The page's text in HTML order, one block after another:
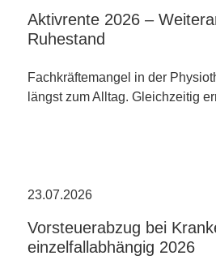
Aktivrente 2026 –
Ruhestand
Fachkräftemangel in der
längst zum Alltag. Gleichzeitig
23.07.2026
Vorsteuerabzug bei
einzelfallabhängig 2026